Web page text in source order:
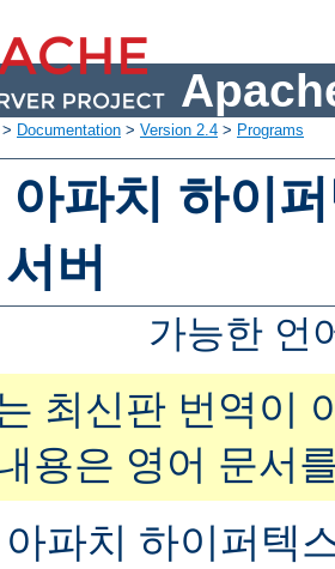
Documentation > Version 2.4 > Programs
파치 하이
버
가능한 언
최신판 번역이
용은 영어 문서
파치 하이퍼텍